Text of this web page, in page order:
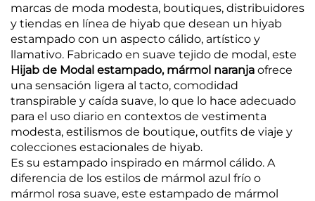
marcas de moda modesta, boutiques, distribuidores
y tiendas en línea de hiyab que desean un hiyab
estampado con un aspecto cálido, artístico y
llamativo. Fabricado en suave tejido de modal, este
Hijab de Modal estampado, mármol naranja ofrece
una sensación ligera al tacto, comodidad
transpirable y caída suave, lo que lo hace adecuado
para el uso diario en contextos de vestimenta
modesta, estilismos de boutique, outfits de viaje y
colecciones estacionales de hiyab.
Es su estampado inspirado en mármol cálido. A
diferencia de los estilos de mármol azul frío o
mármol rosa suave, este estampado de mármol